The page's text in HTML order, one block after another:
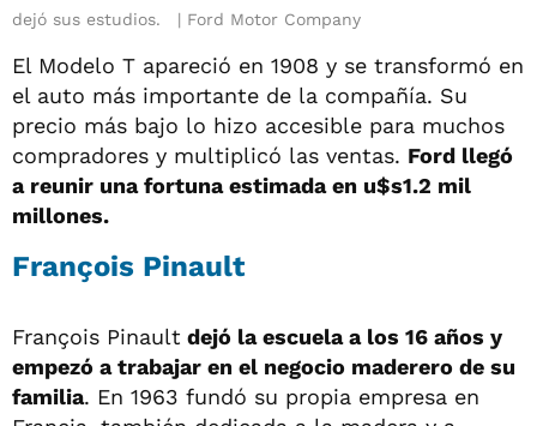
dejó sus estudios.
Ford Motor Company
El Modelo T apareció en 1908 y se transformó en
el auto más importante de la compañía. Su
precio más bajo lo hizo accesible para muchos
compradores y multiplicó las ventas. Ford llegó
a reunir una fortuna estimada en u$s1.2 mil
millones.
François Pinault
François Pinault dejó la escuela a los 16 años y
empezó a trabajar en el negocio maderero de su
familia. En 1963 fundó su propia empresa en